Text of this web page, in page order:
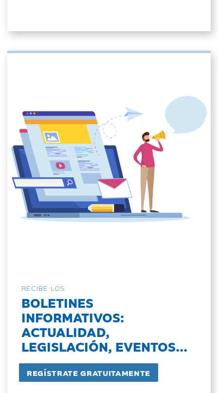
RECIBE LOS
BOLETINES
INFORMATIVOS:
ACTUALIDAD,
LEGISLACIÓN, EVENTOS...